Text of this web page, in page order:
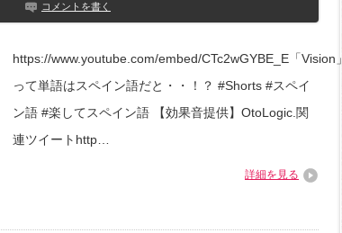
コメントを書く
https://www.youtube.com/embed/CTc2wGYBE_E「Vision」
って単語はスペイン語だと・・！？ #Shorts #スペイ
ン語 #楽してスペイン語 【効果音提供】OtoLogic.関
連ツイートhttp…
詳細を見る